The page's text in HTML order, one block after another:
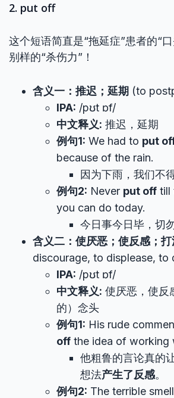
2. put off
这个短语简直是“拖延症”患者的“
别样的“杀伤力”！
含义一：推迟；延期 (to
IPA: /pʊt ɒf/
中文释义: 推迟，延期
例句1: We had to put
because of the rain.
因为下雨，我们不
例句2: Never put off till
you can do today.
今日事今日毕，切
含义二：使厌恶；使反感；
discourage, to displease, to
IPA: /pʊt ɒf/
中文释义: 使厌恶，使反
的）念头
例句1: His rude
off the idea of working
他粗鲁的言论真的
想法产生了反感。
例句2: The terrible